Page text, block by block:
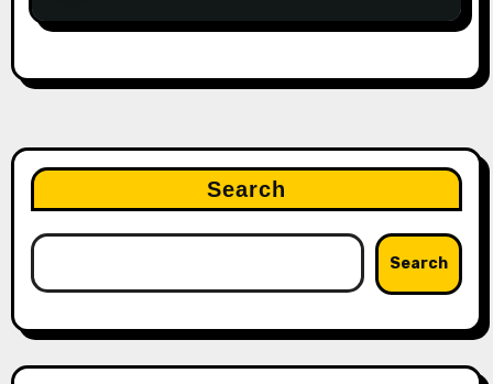
Search
Search